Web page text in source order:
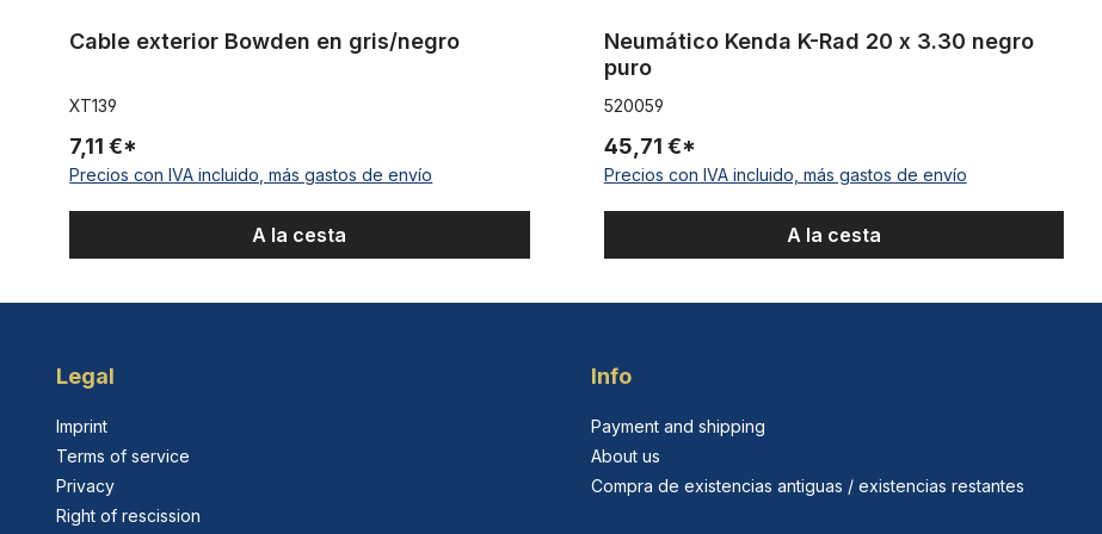
Cable exterior Bowden en gris/negro
XT139
7,11 €*
Precios con IVA incluido, más gastos de envío
A la cesta
Neumático Kenda K-Rad 20 x 3.30 negro
puro
520059
45,71 €*
Precios con IVA incluido, más gastos de envío
A la cesta
Legal
Imprint
Terms of service
Privacy
Right of rescission
Info
Payment and shipping
About us
Compra de existencias antiguas / existencias restantes